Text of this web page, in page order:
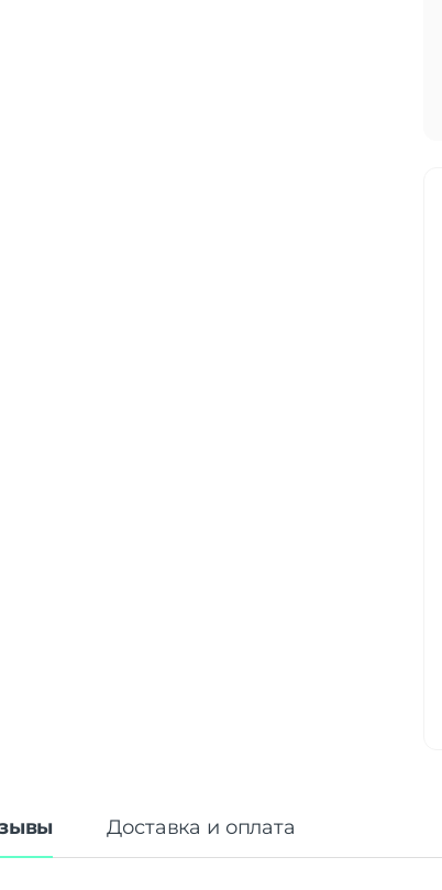
Доставка и оплата